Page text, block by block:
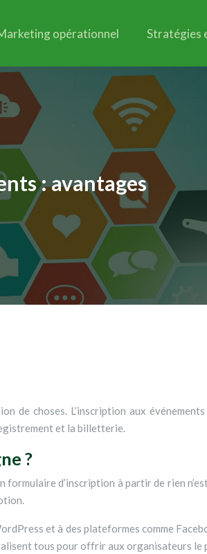
opérationnel Stratégies
: avantages
et la billetterie.
?
d’inscription à partir de rien
et à des plateformes comme
tous pour offrir aux organisateurs le